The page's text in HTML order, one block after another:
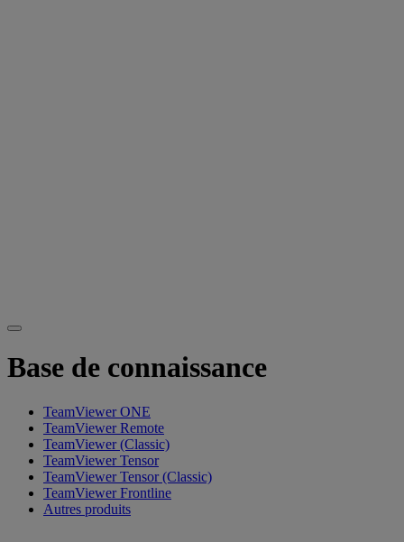
Base de connaissance
TeamViewer ONE
TeamViewer Remote
TeamViewer (Classic)
TeamViewer Tensor
TeamViewer Tensor (Classic)
TeamViewer Frontline
Autres produits